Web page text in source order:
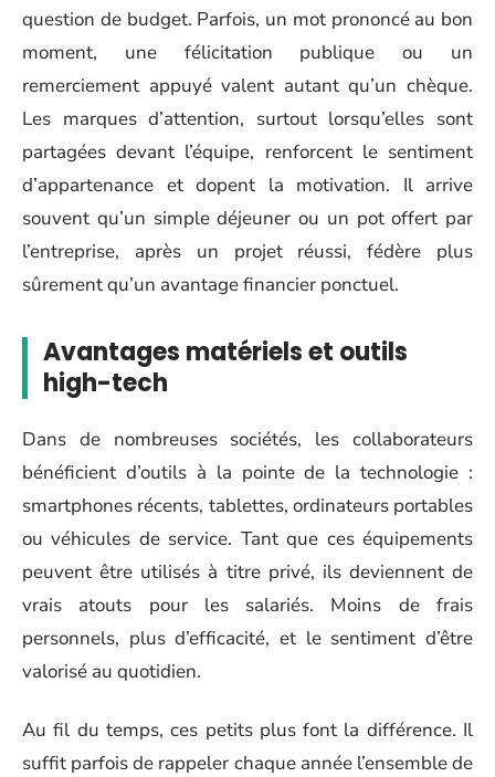
question de budget. Parfois, un mot prononcé au bon
moment, une félicitation publique ou un
remerciement appuyé valent autant qu’un chèque.
Les marques d’attention, surtout lorsqu’elles sont
partagées devant l’équipe, renforcent le sentiment
d’appartenance et dopent la motivation. Il arrive
souvent qu’un simple déjeuner ou un pot offert par
l’entreprise, après un projet réussi, fédère plus
sûrement qu’un avantage financier ponctuel.
Avantages matériels et outils
high-tech
Dans de nombreuses sociétés, les collaborateurs
bénéficient d’outils à la pointe de la technologie :
smartphones récents, tablettes, ordinateurs portables
ou véhicules de service. Tant que ces équipements
peuvent être utilisés à titre privé, ils deviennent de
vrais atouts pour les salariés. Moins de frais
personnels, plus d’efficacité, et le sentiment d’être
valorisé au quotidien.
Au fil du temps, ces petits plus font la différence. Il
suffit parfois de rappeler chaque année l’ensemble de